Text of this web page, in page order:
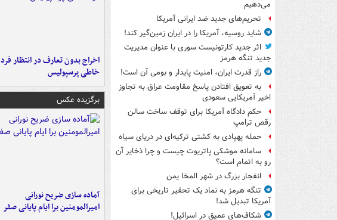
می‌دهیم
تحریم‌های جدید ضد ایرانی آمریکا
شاید روسیه، آمریکا را در ایران زمین‌گیر کند!
اثر جدید کارتونیست سوری با عنوان مدیریت
جدید تنگه هرمز
راز قدرت ایران، امنیت پایدار و بومی آن است!
به تعویق افتادن پاسخ مقاومت عراق به تجاوز
اخیر آمریکایی سعودی
حکم دادگاه آمریکا برای توقف ساخت سالن
رقص ترامپ
حمله پهپادی به کشتی ترکیه‌ای در دریای سیاه
سامانه موشکی پاتریوت چیست و چرا ذخایر آن
رو به اتمام است؟
انفجار بزرگ در شهر المخا یمن
تنگه هرمز به نماد یک تحقیر تاریخی برای
آمریکا تبدیل شد!
شکاف‌های عمیق در اسرائیل!
اخراج بدون تعارف در انتظار فرد
خاطی پرسپولیس
برگزیده عکس
آماده سازی ضریح نورانی
امیرالمومنین برا ایام پایانی صفر